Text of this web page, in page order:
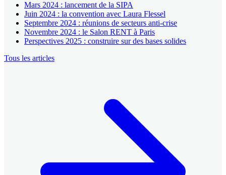
Mars 2024 : lancement de la SIPA
Juin 2024 : la convention avec Laura Flessel
Septembre 2024 : réunions de secteurs anti-crise
Novembre 2024 : le Salon RENT à Paris
Perspectives 2025 : construire sur des bases solides
Tous les articles